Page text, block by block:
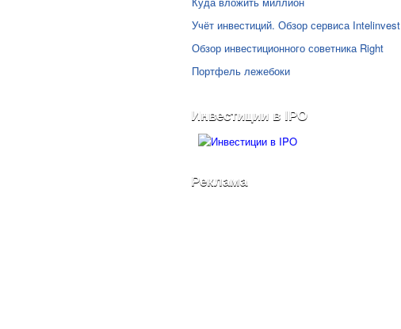
Учёт инвестиций. Обзор сервиса Intelinvest
Обзор инвестиционного советника Right
Портфель лежебоки
Инвестиции в IPO
Реклама